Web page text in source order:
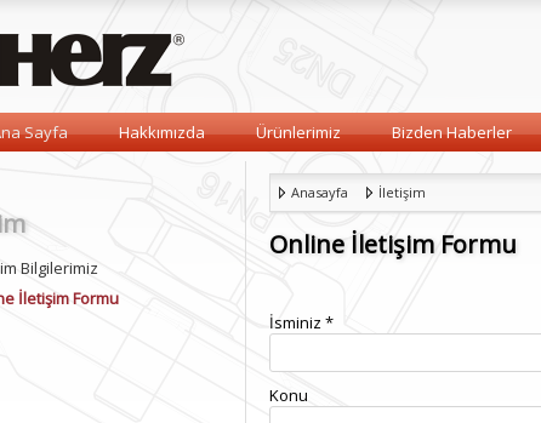
Sayfa Hakkımızda Ürünlerimiz Bizden Haberler
Bilgilerimiz
İletişim Formu
Anasayfa İletişim
Online İletişim Formu
İsminiz *
Konu